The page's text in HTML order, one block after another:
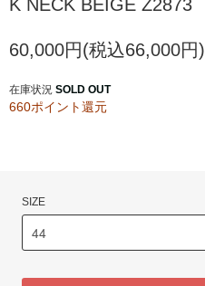
K NECK BEIGE Z2873
60,000円(税込66,000円)
在庫状況 SOLD OUT
660ポイント還元
SIZE